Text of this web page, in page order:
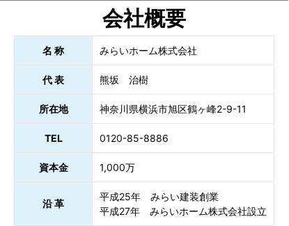
会社概要
名 称 みらいホーム株式会社
代 表 熊坂 治樹
所在地 神奈川県横浜市旭区鶴ヶ峰2-9-11
TEL 0120-85-8886
資本金 1,000万
沿 革
平成25年 みらい建装創業
平成27年 みらいホーム株式会社設立